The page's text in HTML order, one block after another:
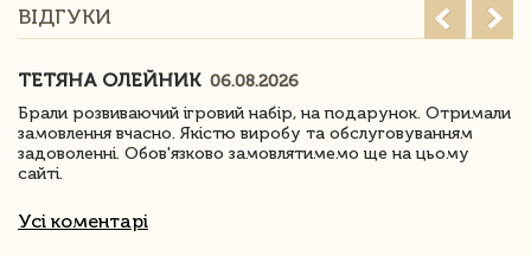
ВІДГУКИ
ТЕТЯНА ОЛЕЙНИК 06.08.2026
Брали розвиваючий ігровий набір, на подарунок. Отримали
замовлення вчасно. Якістю виробу та обслуговуванням
задоволенні. Обов'язково замовлятимемо ще на цьому
сайті.
Усі коментарі